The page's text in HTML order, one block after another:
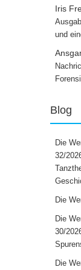
Iris
und
Blog
Die
32/
Die
Die
30/
Die